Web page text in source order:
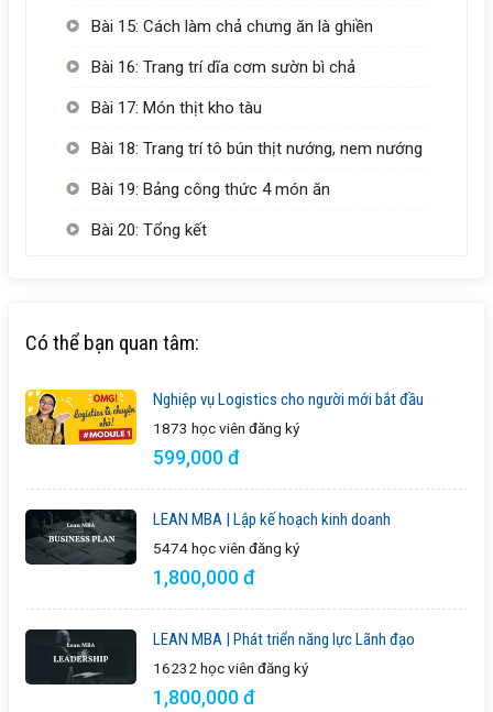
Bài 15: Cách làm chả chưng ăn là ghiền
Bài 16: Trang trí dĩa cơm sườn bì chả
Bài 17: Món thịt kho tàu
Bài 18: Trang trí tô bún thịt nướng, nem nướng
Bài 19: Bảng công thức 4 món ăn
Bài 20: Tổng kết
Có thể bạn quan tâm:
Nghiệp vụ Logistics cho người mới bắt đầu
1873 học viên đăng ký
599,000 đ
LEAN MBA | Lập kế hoạch kinh doanh
5474 học viên đăng ký
1,800,000 đ
LEAN MBA | Phát triển năng lực Lãnh đạo
16232 học viên đăng ký
1,800,000 đ